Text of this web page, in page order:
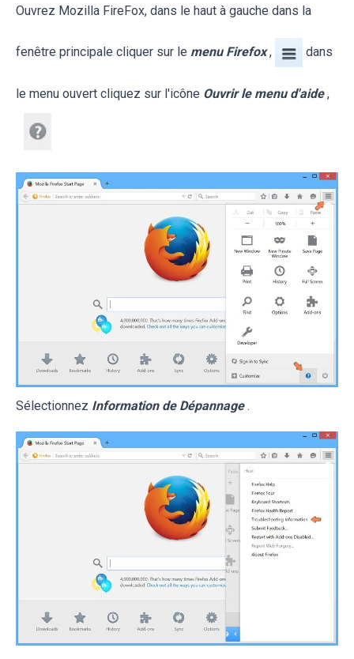
Ouvrez Mozilla FireFox, dans le haut à gauche dans la
fenêtre principale cliquer sur le menu Firefox , dans
le menu ouvert cliquez sur l'icône Ouvrir le menu d'aide ,
Sélectionnez Information de Dépannage .